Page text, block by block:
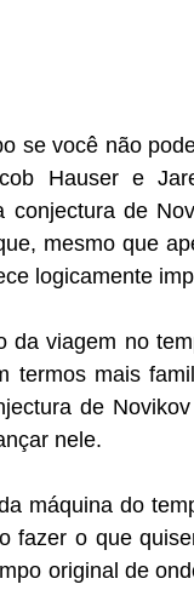
se você não
Hauser e
de
mesmo que
logicamente
viagem no
termos mais
de
nele.
máquina do
fazer o que
original de